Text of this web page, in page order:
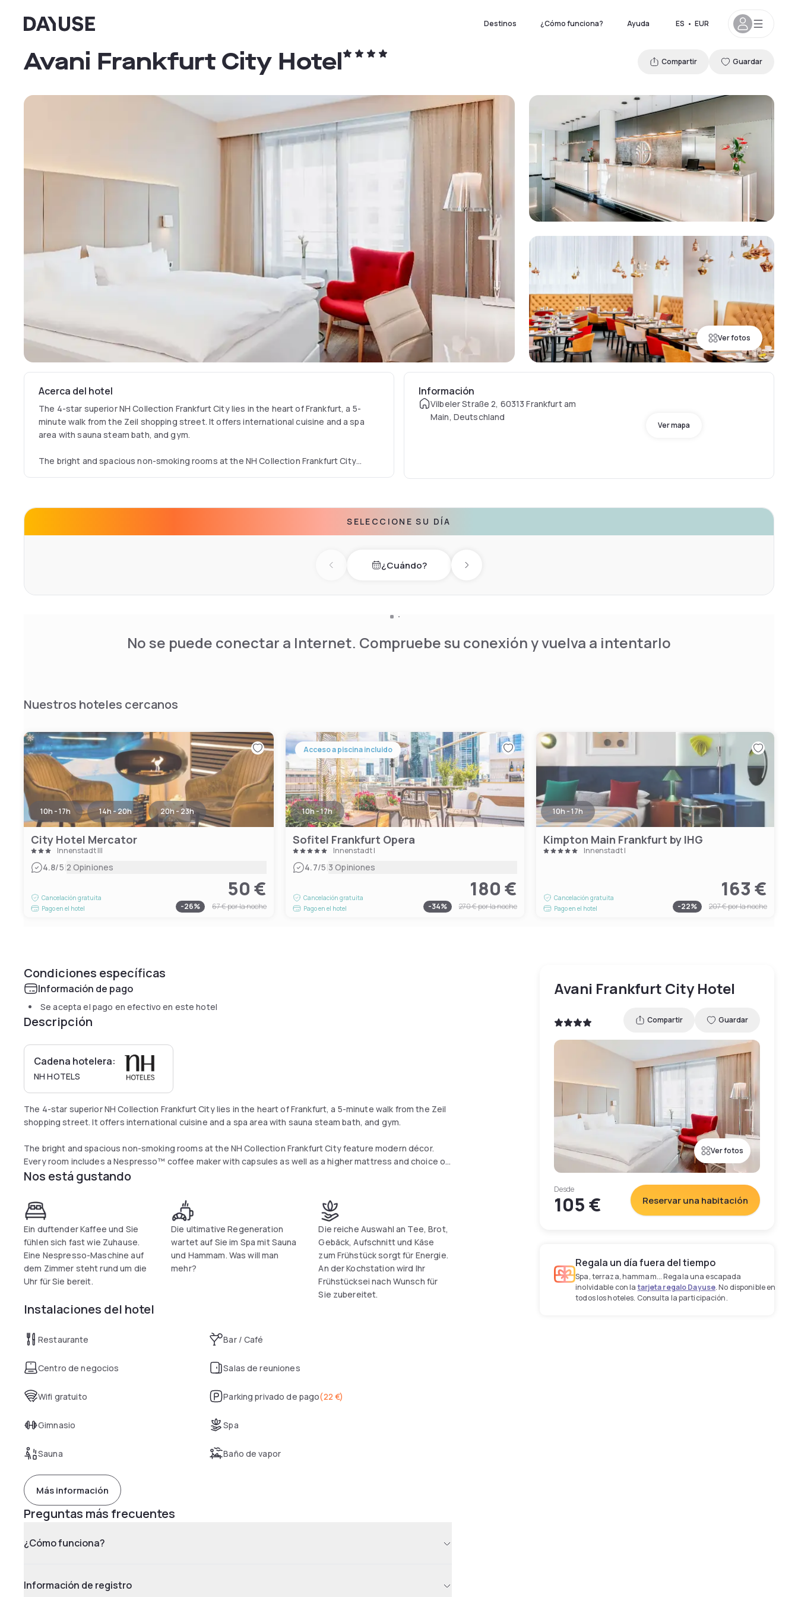
Dayuse Destinos ¿Cómo funciona? Ayuda ES • EUR
Ver fotos
Avani Frankfurt City Hotel Compartir Guardar
Acerca del hotel
The 4-star superior NH Collection Frankfurt City lies in the heart of Frankfurt, a 5-
minute walk from the Zeil shopping street. It offers international cuisine and a spa
area with sauna steam bath, and gym.
The bright and spacious non-smoking rooms at the NH Collection Frankfurt City
served in the NH Collection Frankfurt City’s brightly decorated restaurant with its
large windows. Guests are also welcome to relax with a drink in the spacious lobby
Información
Vilbeler Straße 2, 60313 Frankfurt am
Main, Deutschland
Ver mapa
SELECCIONE SU DÍA
Previous day¿Cuándo? Next day
No se puede conectar a Internet. Compruebe su conexión y vuelva a intentarlo
Nuestros hoteles cercanos
10h - 17h 14h - 20h 20h - 23h
City Hotel Mercator
Innenstadt III
4.8/5|2 Opiniones
Cancelación gratuita
Pago en el hotel
50 €
-26% 67 €por la noche
Acceso a piscina incluido
10h - 17h
Sofitel Frankfurt Opera
Innenstadt I
4.7/5|3 Opiniones
Cancelación gratuita
Pago en el hotel
180 €
-34% 270 €por la noche
10h - 17h
Kimpton Main Frankfurt by IHG
Innenstadt I
Cancelación gratuita
Pago en el hotel
163 €
-22% 207 €por la noche
Condiciones específicas
Información de pago
Se acepta el pago en efectivo en este hotel
Descripción
Cadena hotelera:
NH HOTELS
The 4-star superior NH Collection Frankfurt City lies in the heart of Frankfurt, a 5-minute walk from the Zeil
shopping street. It offers international cuisine and a spa area with sauna steam bath, and gym.
The bright and spacious non-smoking rooms at the NH Collection Frankfurt City feature modern décor.
Every room includes a Nespresso™ coffee maker with capsules as well as a higher mattress and choice of
pillows.
An early-bird breakfast service, a full breakfast buffet as well as Japanese cuisine are served in the NH
Collection Frankfurt City’s brightly decorated restaurant with its large windows. Guests are also welcome
to relax with a drink in the spacious lobby bar with its lounge seating. A complimentary daily newspaper is
also provided. A Guest Relation Manager is on call to ensure all guests' needs are met.
Nos está gustando
Ein duftender Kaffee und Sie
fühlen sich fast wie Zuhause.
Eine Nespresso-Maschine auf
dem Zimmer steht rund um die
Uhr für Sie bereit.
Die ultimative Regeneration
wartet auf Sie im Spa mit Sauna
und Hammam. Was will man
mehr?
Die reiche Auswahl an Tee, Brot,
Gebäck, Aufschnitt und Käse
zum Frühstück sorgt für Energie.
An der Kochstation wird Ihr
Frühstücksei nach Wunsch für
Sie zubereitet.
Instalaciones del hotel
Restaurante Bar / Café
Centro de negocios Salas de reuniones
Wifi gratuito Parking privado de pago(22 €)
Gimnasio Spa
Sauna Baño de vapor
Más información
Preguntas más frecuentes
¿Cómo funciona?
Información de registro
Avani Frankfurt City Hotel
Compartir Guardar
Ver fotos
Desde
105 € Reservar una habitación
Regala un día fuera del tiempo
Spa, terraza, hammam... Regala una escapada
inolvidable con latarjeta regalo Dayuse. No disponible en
todos los hoteles. Consulta la participación.